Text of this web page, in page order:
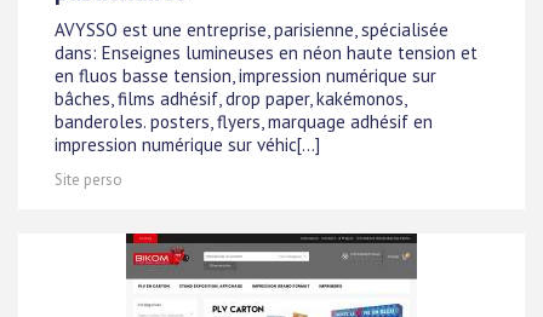
AVYSSO est une entreprise, parisienne, spécialisée
dans: Enseignes lumineuses en néon haute tension et
en fluos basse tension, impression numérique sur
bâches, films adhésif, drop paper, kakémonos,
banderoles. posters, flyers, marquage adhésif en
impression numérique sur véhic[...]
Site perso